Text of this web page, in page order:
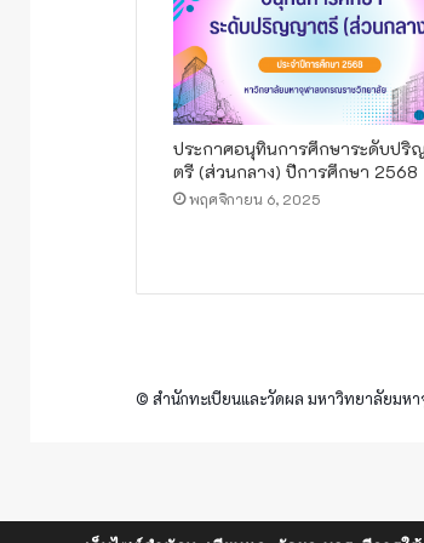
ประกาศอนุทินการศึกษาระดับปริ
ตรี (ส่วนกลาง) ปีการศึกษา 2568
พฤศจิกายน 6, 2025
© สำนักทะเบียนและวัดผล มหาวิทยาลัยมห